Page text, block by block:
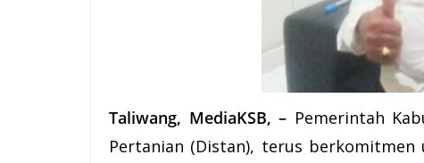
Taliwang, MediaKSB, – Pemerintah
Pertanian (Distan), terus